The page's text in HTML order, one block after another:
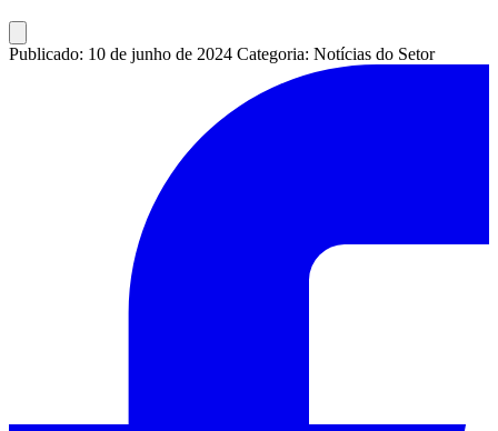
Publicado: 10 de junho de 2024 Categoria: Notícias do Setor